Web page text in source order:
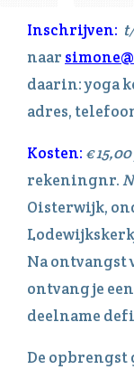
Inschrijven:
naar
daarin: yoga
adres,
Kosten: €
rekeningnr.
Oisterwijk,
Na ontvangst
ontvang je
deelname
De opbrengst